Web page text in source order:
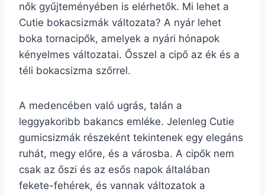
nők gyűjteményében is elérhetők. Mi lehet a
Cutie bokacsizmák változata? A nyár lehet
boka tornacipők, amelyek a nyári hónapok
kényelmes változatai. Ősszel a cipő az ék és a
téli bokacsizma szőrrel.
A medencében való ugrás, talán a
leggyakoribb bakancs emléke. Jelenleg Cutie
gumicsizmák részeként tekintenek egy elegáns
ruhát, megy előre, és a városba. A cipők nem
csak az őszi és az esős napok általában
fekete-fehérek, és vannak változatok a